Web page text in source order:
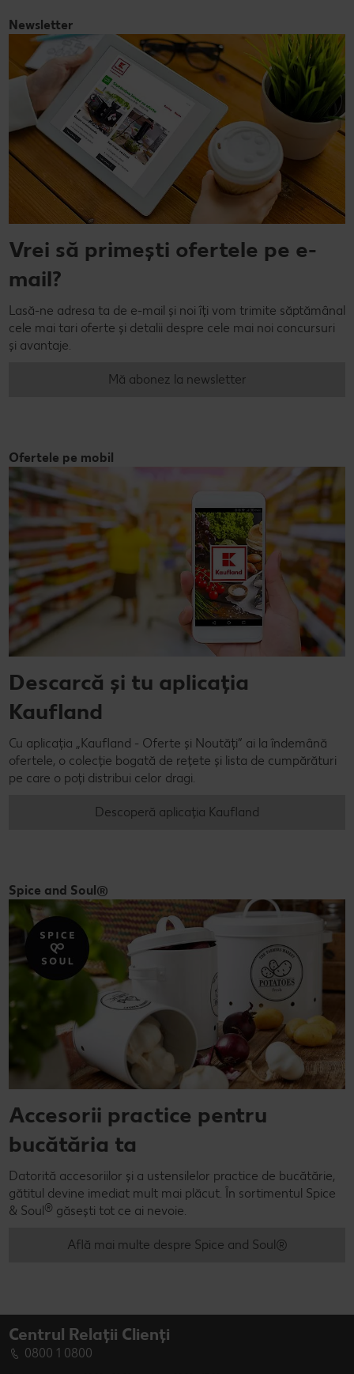
Newsletter
Vrei să primești ofertele pe e-
mail?
Lasă-ne adresa ta de e-mail și noi îți vom trimite săptămânal
cele mai tari oferte și detalii despre cele mai noi concursuri
și avantaje.
Mă abonez la newsletter
Ofertele pe mobil
Descarcă și tu aplicația
Kaufland
Cu aplicația „Kaufland - Oferte și Noutăți” ai la îndemână
ofertele, o colecție bogată de rețete și lista de cumpărături
pe care o poți distribui celor dragi.
Descoperă aplicația Kaufland
Spice and Soul®
Accesorii practice pentru
bucătăria ta
Datorită accesoriilor și a ustensilelor practice de bucătărie,
gătitul devine imediat mult mai plăcut. În sortimentul Spice
& Soul® găsești tot ce ai nevoie.
Află mai multe despre Spice and Soul®
Centrul Relații Clienți
0800 1 0800